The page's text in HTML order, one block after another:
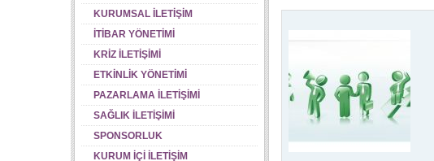
KURUMSAL İLETİŞİM
İTİBAR YÖNETİMİ
KRİZ İLETİŞİMİ
ETKİNLİK YÖNETİMİ
PAZARLAMA İLETİŞİMİ
SAĞLIK İLETİŞİMİ
SPONSORLUK
KURUM İÇİ İLETİŞİM